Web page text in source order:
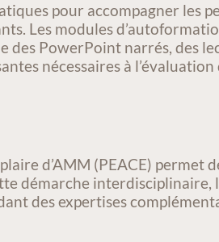
pour accompagner les
Les modules
des PowerPoint narrés, des
nécessaires à
d’AMM (PEACE)
démarche
des expertises